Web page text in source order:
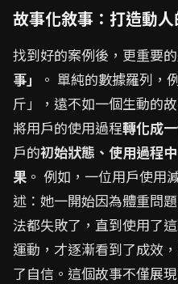
故事化敘事：打造動
找到好的案例後，更重要
事」
。 單純的數據羅列，
斤」，遠不如一個生動的
將用戶的使用過程轉化成
戶的初始狀態、使用過程
果 。 例如，一位用戶使用
述：她一開始因為體重問
法都失敗了，直到使用了
運動，才逐漸看到了成效
了自信。這個故事不僅展